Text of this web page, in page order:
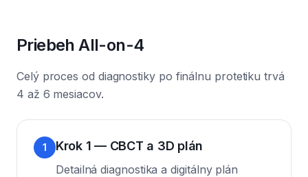
Priebeh All-on-4
Celý proces od diagnostiky po finálnu protetiku trvá
4 až 6 mesiacov.
1 Krok 1 — CBCT a 3D plán
Detailná diagnostika a digitálny plán